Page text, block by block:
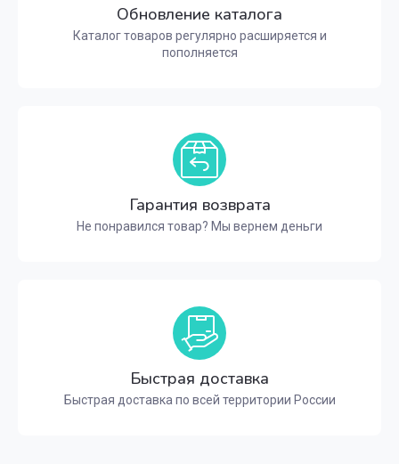
Обновление каталога
Каталог товаров регулярно расширяется и
пополняется
Гарантия возврата
Не понравился товар? Мы вернем деньги
Быстрая доставка
Быстрая доставка по всей территории России